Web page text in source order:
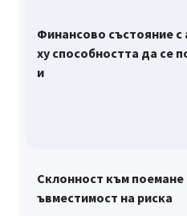
Финансово състояние с
ху способността да се
и
Склонност към поемане
ъвместимост на риска